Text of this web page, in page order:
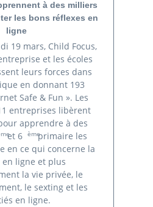
à des milliers
les bons réflexes en
ligne
19 mars, Child Focus,
et les écoles
leurs forces dans
en donnant 193
Safe & Fun ». Les
entreprises libèrent
apprendre à des
et 6 èmeprimaire les
en ce qui concerne la
ligne et plus
la vie privée, le
le sexting et les
en ligne.